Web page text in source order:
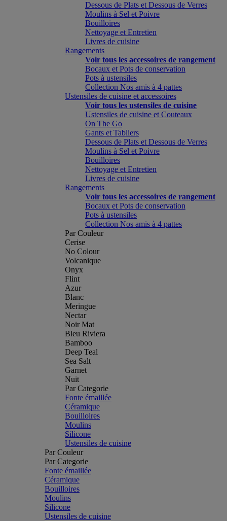
Dessous de Plats et Dessous de Verres
Moulins à Sel et Poivre
Bouilloires
Nettoyage et Entretien
Livres de cuisine
Rangements
Voir tous les accessoires de rangement
Bocaux et Pots de conservation
Pots à ustensiles
Collection Nos amis à 4 pattes
Ustensiles de cuisine et accessoires
Voir tous les ustensiles de cuisine
Ustensiles de cuisine et Couteaux
On The Go
Gants et Tabliers
Dessous de Plats et Dessous de Verres
Moulins à Sel et Poivre
Bouilloires
Nettoyage et Entretien
Livres de cuisine
Rangements
Voir tous les accessoires de rangement
Bocaux et Pots de conservation
Pots à ustensiles
Collection Nos amis à 4 pattes
Par Couleur
Cerise
No Colour
Volcanique
Onyx
Flint
Azur
Blanc
Meringue
Nectar
Noir Mat
Bleu Riviera
Bamboo
Deep Teal
Sea Salt
Garnet
Nuit
Par Categorie
Fonte émaillée
Céramique
Bouilloires
Moulins
Silicone
Ustensiles de cuisine
Par Couleur
Par Categorie
Fonte émaillée
Céramique
Bouilloires
Moulins
Silicone
Ustensiles de cuisine